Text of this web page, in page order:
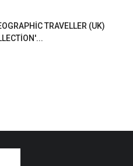
TRAVELLER (UK)